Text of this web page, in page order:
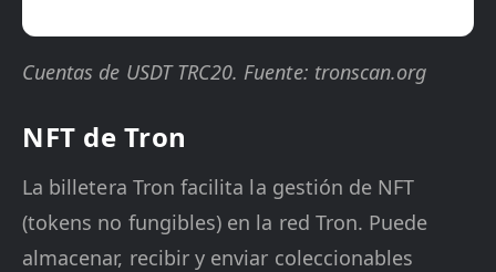
Cuentas de USDT TRC20. Fuente: tronscan.org
NFT de Tron
La billetera Tron facilita la gestión de NFT
(tokens no fungibles) en la red Tron. Puede
almacenar, recibir y enviar coleccionables